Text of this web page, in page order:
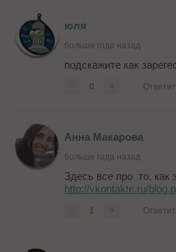
юля
больше года назад
подскажите как
0
Анна Макарова
больше года назад
Здесь все про то, как
http://vkontakte.ru/
1